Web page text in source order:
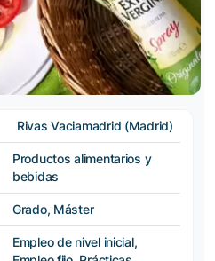
Rivas Vaciamadrid (Madrid)
Productos alimentarios y
bebidas
Grado, Máster
Empleo de nivel inicial,